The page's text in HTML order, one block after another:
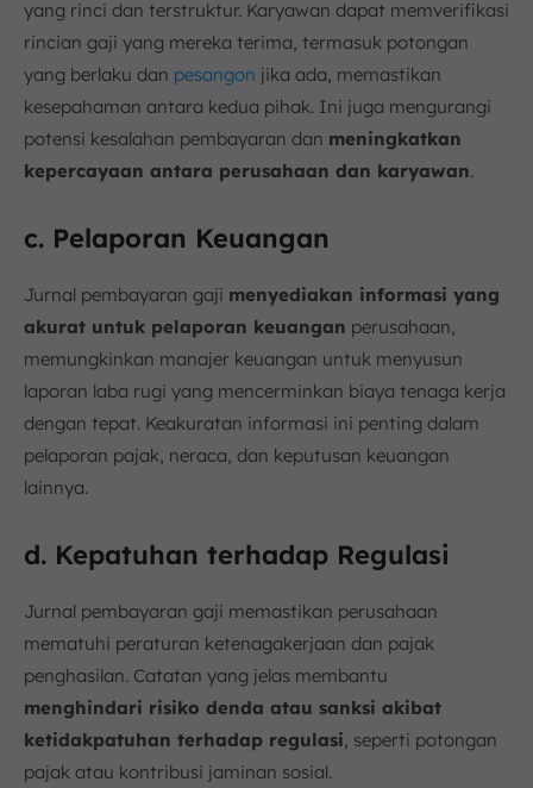
yang rinci dan terstruktur. Karyawan dapat memverifikasi
rincian gaji yang mereka terima, termasuk potongan
yang berlaku dan pesangon jika ada, memastikan
kesepahaman antara kedua pihak. Ini juga mengurangi
potensi kesalahan pembayaran dan meningkatkan
kepercayaan antara perusahaan dan karyawan.
c. Pelaporan Keuangan
Jurnal pembayaran gaji menyediakan informasi yang
akurat untuk pelaporan keuangan perusahaan,
memungkinkan manajer keuangan untuk menyusun
laporan laba rugi yang mencerminkan biaya tenaga kerja
dengan tepat. Keakuratan informasi ini penting dalam
pelaporan pajak, neraca, dan keputusan keuangan
lainnya.
d. Kepatuhan terhadap Regulasi
Jurnal pembayaran gaji memastikan perusahaan
mematuhi peraturan ketenagakerjaan dan pajak
penghasilan. Catatan yang jelas membantu
menghindari risiko denda atau sanksi akibat
ketidakpatuhan terhadap regulasi, seperti potongan
pajak atau kontribusi jaminan sosial.